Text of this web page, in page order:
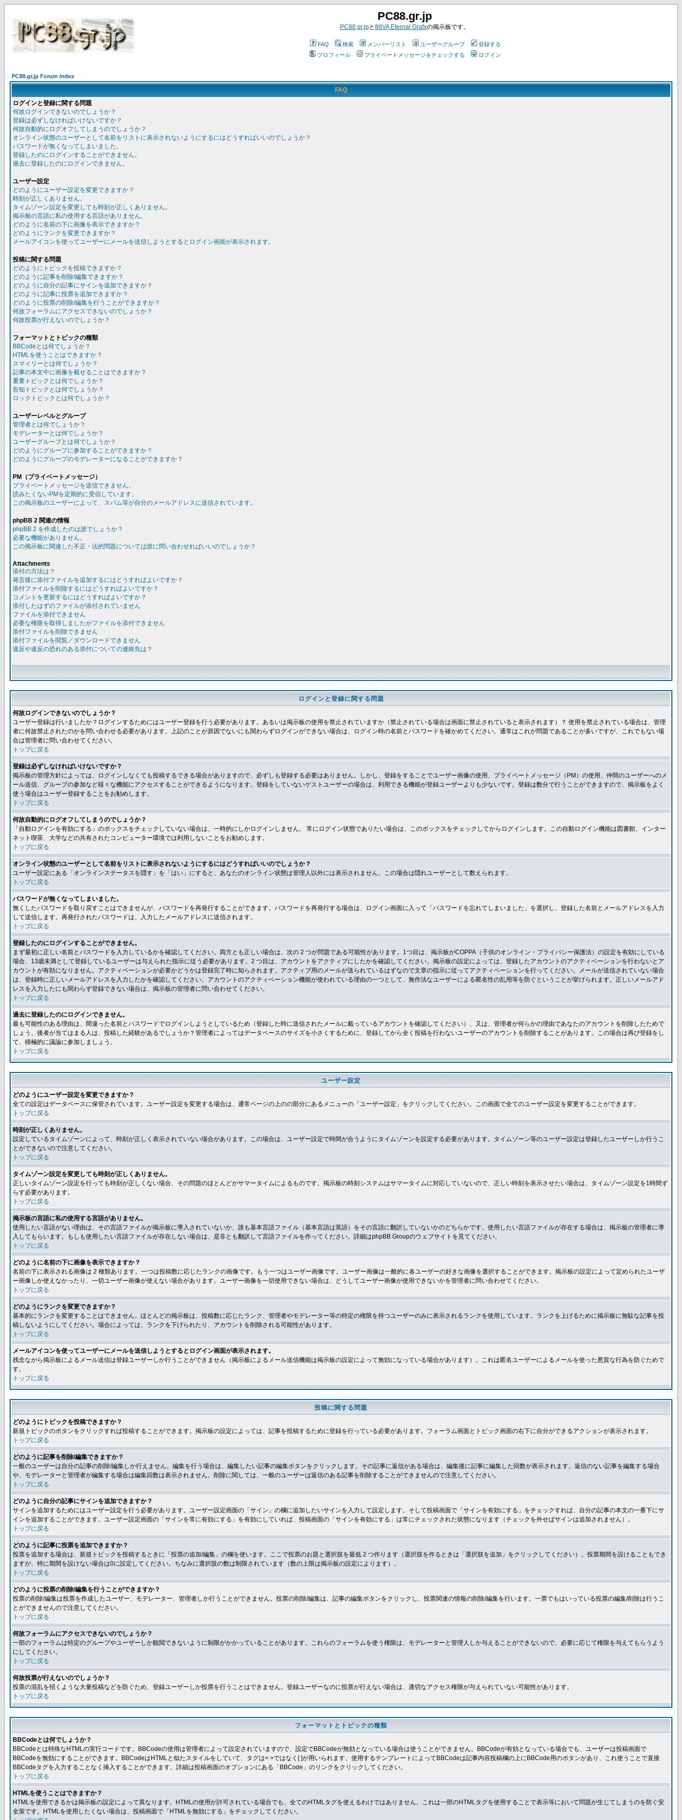
PC88.gr.jp
PC88.gr.jpと88VA Eternal Grafxの掲示板です。
FAQ 検索 メンバーリスト ユーザーグループ
登録する
プロフィール
プライベートメッセージをチェックする ログイン
PC88.gr.jp Forum Index
FAQ
ログインと登録に関する問題
何故ログインできないのでしょうか？
登録は必ずしなければいけないですか？
何故自動的にログオフしてしまうのでしょうか？
オンライン状態のユーザーとして名前をリストに表示されないようにするにはどうすればいいのでしょうか？
パスワードが無くなってしまいました。
登録したのにログインすることができません。
過去に登録したのにログインできません。
ユーザー設定
どのようにユーザー設定を変更できますか？
時刻が正しくありません。
タイムゾーン設定を変更しても時刻が正しくありません。
掲示板の言語に私の使用する言語がありません。
どのように名前の下に画像を表示できますか？
どのようにランクを変更できますか？
メールアイコンを使ってユーザーにメールを送信しようとするとログイン画面が表示されます。
投稿に関する問題
どのようにトピックを投稿できますか？
どのように記事を削除/編集できますか？
どのように自分の記事にサインを追加できますか？
どのように記事に投票を追加できますか？
どのように投票の削除/編集を行うことができますか？
何故フォーラムにアクセスできないのでしょうか？
何故投票が行えないのでしょうか？
フォーマットとトピックの種類
BBCodeとは何でしょうか？
HTMLを使うことはできますか？
スマイリーとは何でしょうか？
記事の本文中に画像を載せることはできますか？
重要トピックとは何でしょうか？
告知トピックとは何でしょうか？
ロックトピックとは何でしょうか？
ユーザーレベルとグループ
管理者とは何でしょうか？
モデレーターとは何でしょうか？
ユーザーグループとは何でしょうか？
どのようにグループに参加することができますか？
どのようにグループのモデレーターになることができますか？
PM（プライベートメッセージ）
プライベートメッセージを送信できません。
読みたくないPMを定期的に受信しています。
この掲示板のユーザーによって、スパム等が自分のメールアドレスに送信されています。
phpBB 2 関連の情報
phpBB 2 を作成したのは誰でしょうか？
必要な機能がありません。
この掲示板に関連した不正・法的問題については誰に問い合わせればいいのでしょうか？
Attachments
添付の方法は？
発言後に添付ファイルを追加するにはどうすればよいですか？
添付ファイルを削除するにはどうすればよいですか？
コメントを更新するにはどうすればよいですか？
添付したはずのファイルが添付されていません
ファイルを添付できません
必要な権限を取得しましたがファイルを添付できません
添付ファイルを削除できません
添付ファイルを閲覧／ダウンロードできません
違反や違反の恐れのある添付についての連絡先は？
ログインと登録に関する問題
何故ログインできないのでしょうか？
ユーザー登録は行いましたか？ログインするためにはユーザー登録を行う必要があります。あるいは掲示板の使用を禁止されていますか（禁止されている場合は画面に禁止されていると表示されます）？ 使用を禁止されている場合は、管理
者に何故禁止されたのかを問い合わせる必要があります。上記のことが原因でないにも関わらずログインができない場合は、ログイン時の名前とパスワードを確かめてください。通常はこれが問題であることが多いですが、これでもない場
合は管理者に問い合わせてください。
トップに戻る
登録は必ずしなければいけないですか？
掲示板の管理方針によっては、ログインしなくても投稿するできる場合がありますので、必ずしも登録する必要はありません。しかし、登録をすることでユーザー画像の使用、プライベートメッセージ（PM）の使用、仲間のユーザーへのメ
ール送信、グループの参加など様々な機能にアクセスすることができるようになります。登録をしていないゲストユーザーの場合は、利用できる機能が登録ユーザーよりも少ないです。登録は数分で行うことができますので、掲示板をよく
使う場合はユーザー登録することをお勧めします。
トップに戻る
何故自動的にログオフしてしまうのでしょうか？
「自動ログインを有効にする」のボックスをチェックしていない場合は、一時的にしかログインしません。 常にログイン状態でありたい場合は、このボックスをチェックしてからログインします。この自動ログイン機能は図書館、インター
ネット喫茶、大学などの共有されたコンピューター環境では利用しないことをお勧めします。
トップに戻る
オンライン状態のユーザーとして名前をリストに表示されないようにするにはどうすればいいのでしょうか？
ユーザー設定にある「オンラインステータスを隠す」を「はい」にすると、あなたのオンライン状態は管理人以外には表示されません。この場合は隠れユーザーとして数えられます。
トップに戻る
パスワードが無くなってしまいました。
無くしたパスワードを取り戻すことはできませんが、パスワードを再発行することができます。パスワードを再発行する場合は、ログイン画面に入って「パスワードを忘れてしまいました」を選択し、登録した名前とメールアドレスを入力
して送信します。再発行されたパスワードは、入力したメールアドレスに送信されます。
トップに戻る
登録したのにログインすることができません。
まず最初に正しい名前とパスワードを入力しているかを確認してください。両方とも正しい場合は、次の 2 つが問題である可能性があります。1つ目は、掲示板がCOPPA（子供のオンライン・プライバシー保護法）の設定を有効にしている
場合、13歳未満として登録しているユーザーは与えられた指示に従う必要があります。2 つ目は、アカウントをアクティブにしたかを確認してください。掲示板の設定によっては、登録したアカウントのアクティベーションを行わないとア
カウントが有効になりません。アクティベーションが必要かどうかは登録完了時に知らされます。アクティブ用のメールが送られているはずなので文章の指示に従ってアクティベーションを行ってください。メールが送信されていない場合
は、登録時に正しいメールアドレスを入力したかを確認してください。アカウントのアクティベーション機能が使われている理由の一つとして、無作法なユーザーによる匿名性の乱用等を防ぐということが挙げられます。正しいメールアド
レスを入力したにも関わらず登録できない場合は、掲示板の管理者に問い合わせてください。
トップに戻る
過去に登録したのにログインできません。
最も可能性のある理由は、間違った名前とパスワードでログインしようとしているため（登録した時に送信されたメールに載っているアカウントを確認してください）、又は、管理者が何らかの理由であなたのアカウントを削除したためで
しょう。後者が当てはまる人は、投稿した経験があるでしょうか？管理者によってはデータベースのサイズを小さくするために、登録してから全く投稿を行わないユーザーのアカウントを削除することがあります。この場合は再び登録をし
て、積極的に議論に参加しましょう。
トップに戻る
ユーザー設定
どのようにユーザー設定を変更できますか？
全ての設定はデータベースに保管されています。ユーザー設定を変更する場合は、通常ページの上のの部分にあるメニューの「ユーザー設定」をクリックしてください。この画面で全てのユーザー設定を変更することができます。
トップに戻る
時刻が正しくありません。
設定しているタイムゾーンによって、時刻が正しく表示されていない場合があります。この場合は、ユーザー設定で時間が合うようにタイムゾーンを設定する必要があります。タイムゾーン等のユーザー設定は登録したユーザーしか行うこ
とができないので注意してください。
トップに戻る
タイムゾーン設定を変更しても時刻が正しくありません。
正しいタイムゾーン設定を行っても時刻が正しくない場合、その問題のほとんどがサマータイムによるものです。掲示板の時刻システムはサマータイムに対応していないので、正しい時刻を表示させたい場合は、タイムゾーン設定を1時間ず
らす必要があります。
トップに戻る
掲示板の言語に私の使用する言語がありません。
使用したい言語がない理由は、その言語ファイルが掲示板に導入されていないか、誰も基本言語ファイル（基本言語は英語）をその言語に翻訳していないかのどちらかです。使用したい言語ファイルが存在する場合は、掲示板の管理者に導
入してもらいます。もしも使用したい言語ファイルが存在しない場合は、是非とも翻訳して言語ファイルを作ってください。詳細はphpBB Groupのウェブサイトを見てください。
トップに戻る
どのように名前の下に画像を表示できますか？
名前の下に表示される画像は 2 種類あります。一つは投稿数に応じたランクの画像です。もう一つはユーザー画像です。ユーザー画像は一般的に各ユーザーの好きな画像を選択することができます。掲示板の設定によって定められたユーザ
ー画像しか使えなかったり、一切ユーザー画像が使えない場合があります。ユーザー画像を一切使用できない場合は、どうしてユーザー画像が使用できないかを管理者に問い合わせてください。
トップに戻る
どのようにランクを変更できますか？
基本的にランクを変更することはできません。ほとんどの掲示板は、投稿数に応じたランク、管理者やモデレーター等の特定の権限を持つユーザーのみに表示されるランクを使用しています。ランクを上げるために掲示板に無駄な記事を投
稿しないようにしてください。場合によっては、ランクを下げられたり、アカウントを削除される可能性があります。
トップに戻る
メールアイコンを使ってユーザーにメールを送信しようとするとログイン画面が表示されます。
残念ながら掲示板によるメール送信は登録ユーザーしか行うことができません（掲示板によるメール送信機能は掲示板の設定によって無効になっている場合があります）。これは匿名ユーザーによるメールを使った悪質な行為を防ぐためで
す。
トップに戻る
投稿に関する問題
どのようにトピックを投稿できますか？
新規トピックのボタンをクリックすれば投稿することができます。掲示板の設定によっては、記事を投稿するために登録を行っている必要があります。フォーラム画面とトピック画面の右下に自分ができるアクションが表示されます。
トップに戻る
どのように記事を削除/編集できますか？
一般のユーザーは自分の記事の削除/編集しか行えません。編集を行う場合は、編集したい記事の編集ボタンをクリックします。その記事に返信がある場合は、編集後に記事に編集した回数が表示されます。返信のない記事を編集する場合
や、モデレーターと管理者が編集する場合は編集回数は表示されません。削除に関しては、一般のユーザーは返信のある記事を削除することができませんので注意してください。
トップに戻る
どのように自分の記事にサインを追加できますか？
サインを追加するためにはユーザー設定を行う必要があります。ユーザー設定画面の「サイン」の欄に追加したいサインを入力して設定します。そして投稿画面で「サインを有効にする」をチェックすれば、自分の記事の本文の一番下にサ
インを追加することができます。ユーザー設定画面の「サインを常に有効にする」を有効にしていれば、投稿画面の「サインを有効にする」は常にチェックされた状態になります（チェックを外せばサインは追加されません）。
トップに戻る
どのように記事に投票を追加できますか？
投票を追加する場合は、新規トピックを投稿するときに「投票の追加/編集」の欄を使います。ここで投票のお題と選択肢を最低 2 つ作ります（選択肢を作るときは「選択肢を追加」をクリックしてください）。投票期間を設けることもでき
ますが、特に期間を設けない場合は0に設定してください。ちなみに選択肢の数は制限されています（数の上限は掲示板の設定によります）。
トップに戻る
どのように投票の削除/編集を行うことができますか？
投票の削除/編集は投票を作成したユーザー、モデレーター、管理者しか行うことができません。投票の削除/編集は、記事の編集ボタンをクリックし、投票関連の情報の削除/編集を行います。一票でもはいっている投票の編集/削除は行うこ
とができませんので注意してください。
トップに戻る
何故フォーラムにアクセスできないのでしょうか？
一部のフォーラムは特定のグループやユーザーしか観閲できないように制限がかかっていることがあります。これらのフォーラムを使う権限は、モデレーターと管理人しか与えることができないので、必要に応じて権限を与えてもらうよう
にしてください。
トップに戻る
何故投票が行えないのでしょうか？
投票の混乱を招くような大量投稿などを防ぐため、登録ユーザーしか投票を行うことはできません。登録ユーザーなのに投票が行えない場合は、適切なアクセス権限が与えられていない可能性があります。
トップに戻る
フォーマットとトピックの種類
BBCodeとは何でしょうか？
BBCodeとは特殊なHTMLの実行コードです。BBCodeの使用は管理者によって設定されていますので、設定でBBCodeが無効となっている場合は使うことができません。BBCodeが有効となっている場合でも、ユーザーは投稿画面で
BBCodeを無効にすることができます。BBCodeはHTMLと似たスタイルをしていて、タグは< >ではなく[ ]が用いられます。使用するテンプレートによってBBCodeは記事内容投稿欄の上にBBCode用のボタンがあり、これ使うことで直接
BBCodeタグを入力することなく挿入することができます。詳細は投稿画面のオプションにある「BBCode」のリンクをクリックしてください。
トップに戻る
HTMLを使うことはできますか？
HTMLを使用できるかは掲示板の設定によって異なります。HTMLの使用が許可されている場合でも、全てのHTMLタグを使えるわけではありません。これは一部のHTMLタグを使用することで表示等において問題が生じてしまうのを防ぐ安
全策です。HTMLを使用したくない場合は、投稿画面で「HTMLを無効にする」をチェックしてください。